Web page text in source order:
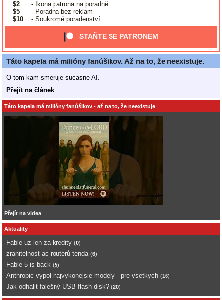
$2
- Ikona patrona na poradně
$5
- Poradna bez reklam
$10
- Soukromé poradenství
STAŇTE SE PATRONEM
Táto kapela má milióny fanúšikov. Až na to, že neexistuje.
O tom kam smeruje sucasne AI.
Přejít na článek
Táto kapela má milióny fanúšikov - až na to, že neexistuje
Přejít na videa
Aktuality
Fable uz len za kredity (0)
zranitelnost ac routerů tenda (6)
Fable 5 is back (5)
Anthropic vypol najvykonejsie modely - pre vsetkych (16)
Jak odhalit falešný USB flash disk? (20)